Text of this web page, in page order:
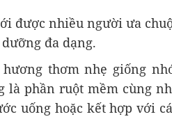
được nhiều người ưa
đa dạng.
thơm nhẹ giống
là phần ruột mềm cùng
uống hoặc kết hợp với